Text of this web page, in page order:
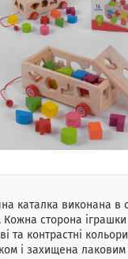
каталка виконана в
Кожна сторона
та контрастні
і захищена лаковим